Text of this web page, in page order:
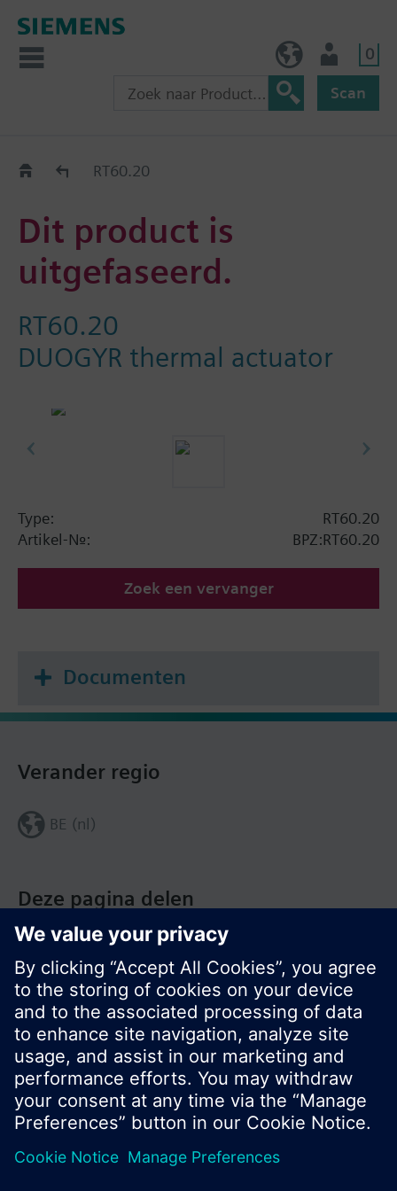
0
Scan
Old2NewRT60.20
Dit product is
uitgefaseerd.
RT60.20
DUOGYR thermal actuator
Type:
RT60.20
Artikel-Nr.:
BPZ:RT60.20
Zoek een vervanger
Documenten
Deze pagina delen
Verander regio
BE (nl)
© Siemens Nederland N.V. 2017
Productportfolio en prijzen kunnen variëren per